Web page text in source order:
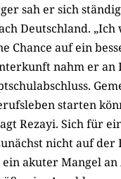
sah er sich
Deutschland.
Chance auf ein
nahm er an
starten
Rezayi. Sich für
nicht auf der
akuter Mangel